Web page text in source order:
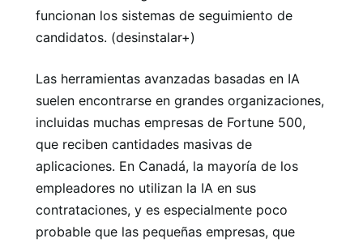
funcionan los sistemas de seguimiento de
candidatos. (desinstalar+)
Las herramientas avanzadas basadas en IA
suelen encontrarse en grandes organizaciones,
incluidas muchas empresas de Fortune 500,
que reciben cantidades masivas de
aplicaciones. En Canadá, la mayoría de los
empleadores no utilizan la IA en sus
contrataciones, y es especialmente poco
probable que las pequeñas empresas, que